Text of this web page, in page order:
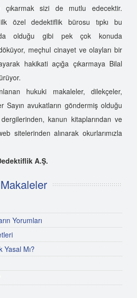
çıkarmak sizi de mutlu edecektir.
özel dedektiflik bürosu tıpkı bu
olduğu gibi pek çok konuda
meçhul cinayet ve olayları bir
hakikati açığa çıkarmaya Bilal
hukuki makaleler, dilekçeler,
Sayın avukatların göndermiş olduğu
kanun kitaplarından ve
sitelerinden alınarak okurlarımızla
A.Ş.
Makaleler
Yorumları
Mı?